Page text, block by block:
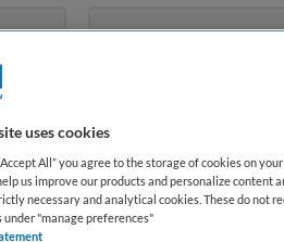
Opleiding
uses cookies
All” you agree to the storage of cookies on
us improve our products and personalize content
necessary and analytical cookies. These do not
under "manage preferences"